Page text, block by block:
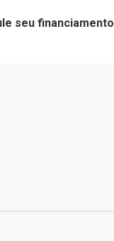
seu financiamento